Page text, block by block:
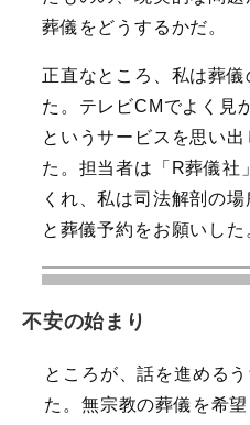
葬儀をどうするかだ。
正直なところ、私は葬
た。テレビCMでよく見
というサービスを思い
た。担当者は「R葬儀社
くれ、私は司法解剖の
と葬儀予約をお願いした
不安の始まり
ところが、話を進める
た。無宗教の葬儀を希